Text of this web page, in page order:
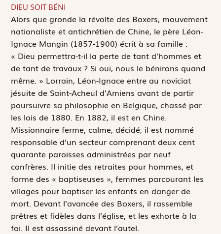
DIEU SOIT BÉNI
Alors que gronde la révolte des Boxers, mouvement
nationaliste et antichrétien de Chine, le père Léon-
Ignace Mangin (1857-1900) écrit à sa famille :
« Dieu permettra-t-il la perte de tant d’hommes et
de tant de travaux ? Si oui, nous le bénirons quand
même. » Lorrain, Léon-Ignace entre au noviciat
jésuite de Saint-Acheul d’Amiens avant de partir
poursuivre sa philosophie en Belgique, chassé par
les lois de 1880. En 1882, il est en Chine.
Missionnaire ferme, calme, décidé, il est nommé
responsable d’un secteur comprenant deux cent
quarante paroisses administrées par neuf
confrères. Il initie des retraites pour hommes, et
forme des « baptiseuses », femmes parcourant les
villages pour baptiser les enfants en danger de
mort. Devant l’avancée des Boxers, il rassemble
prêtres et fidèles dans l’église, et les exhorte à la
foi. Il est assassiné devant l’autel.